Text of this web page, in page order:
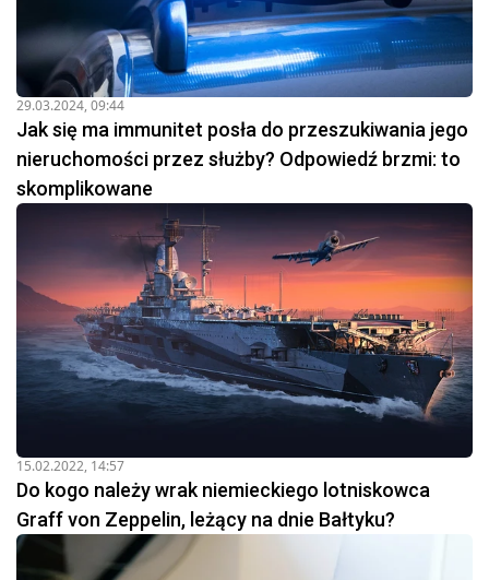
29.03.2024, 09:44
Jak się ma immunitet posła do przeszukiwania jego
nieruchomości przez służby? Odpowiedź brzmi: to
skomplikowane
15.02.2022, 14:57
Do kogo należy wrak niemieckiego lotniskowca
Graff von Zeppelin, leżący na dnie Bałtyku?